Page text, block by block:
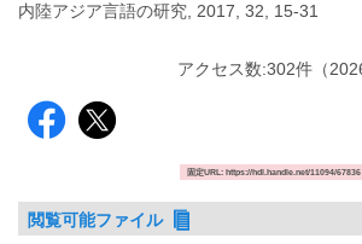
内陸アジア言語の研究, 2017, 32, 15-31
アクセス数:302件 （
固定URL: https://hdl.handle.net/11094/67836
閲覧可能ファイル